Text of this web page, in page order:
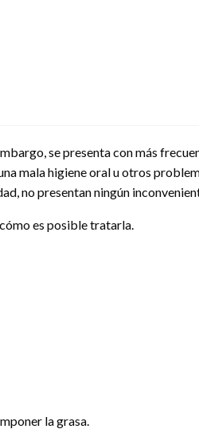
se presenta con más
mala higiene oral u otros
no presentan ningún
es posible tratarla.
la grasa.